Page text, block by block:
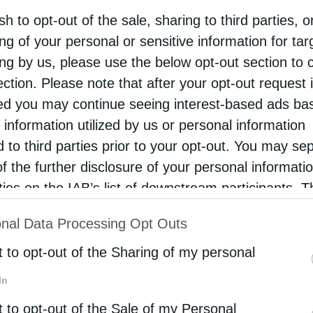
to opt-out of the sale, sharing to third parties,
of your personal or sensitive information for
by us, please use the below opt-out section to
Please note that after your opt-out request
you may continue seeing interest-based ads
information utilized by us or personal information
to third parties prior to your opt-out. You may
the further disclosure of your personal
on the IAB’s list of downstream participants.
of Downstream Participantsthat may further
parties.
Data Processing Opt Outs
to opt-out of the Sharing of my personal
to opt-out of the Sale of my Personal
Αφρικής κ. Θεόδωρος Β΄ δέχθηκε στην
Καθέδρα την επίσκεψη του Πρέσβη του
στην Αίγυπτο κ. David Govrin, στα πλαίσια της …